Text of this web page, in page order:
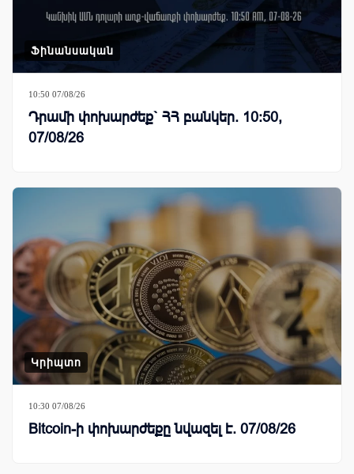
Ֆինանսական
10:50 07/08/26
Դրամի փոխարժեք` ՀՀ բանկեր. 10:50,
07/08/26
Կրիպտո
10:30 07/08/26
Bitcoin-ի փոխարժեքը նվազել է. 07/08/26